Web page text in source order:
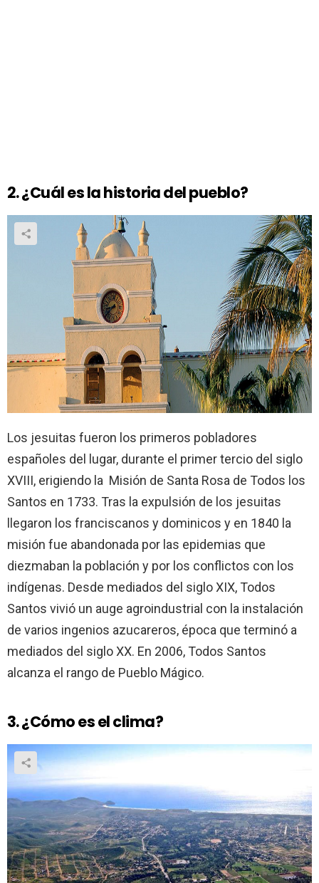
2. ¿Cuál es la historia del pueblo?
Los jesuitas fueron los primeros pobladores
españoles del lugar, durante el primer tercio del siglo
XVIII, erigiendo la Misión de Santa Rosa de Todos los
Santos en 1733. Tras la expulsión de los jesuitas
llegaron los franciscanos y dominicos y en 1840 la
misión fue abandonada por las epidemias que
diezmaban la población y por los conflictos con los
indígenas. Desde mediados del siglo XIX, Todos
Santos vivió un auge agroindustrial con la instalación
de varios ingenios azucareros, época que terminó a
mediados del siglo XX. En 2006, Todos Santos
alcanza el rango de Pueblo Mágico.
3. ¿Cómo es el clima?